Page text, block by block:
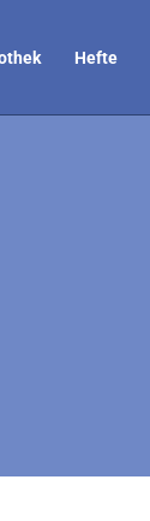
Hefte